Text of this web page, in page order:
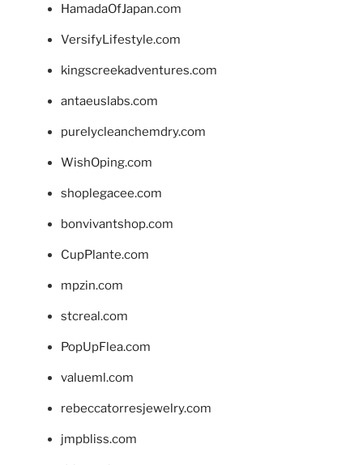
HamadaOfJapan.com
VersifyLifestyle.com
kingscreekadventures.com
antaeuslabs.com
purelycleanchemdry.com
WishOping.com
shoplegacee.com
bonvivantshop.com
CupPlante.com
mpzin.com
stcreal.com
PopUpFlea.com
valueml.com
rebeccatorresjewelry.com
jmpbliss.com